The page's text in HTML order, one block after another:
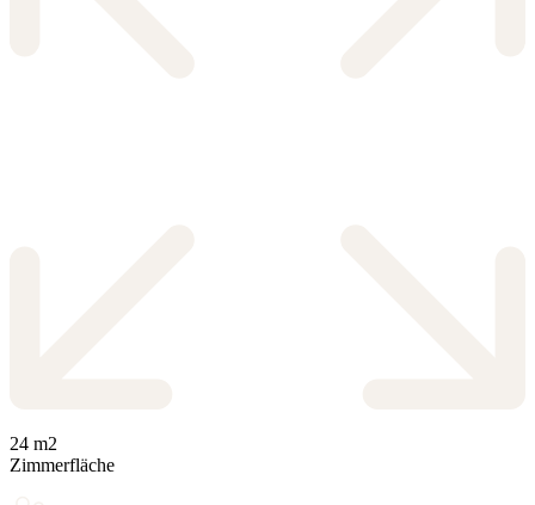
24 m2
Zimmerfläche